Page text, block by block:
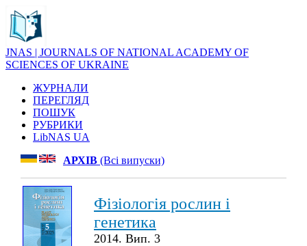
JNAS | JOURNALS OF NATIONAL ACADEMY OF
SCIENCES OF UKRAINE
ЖУРНАЛИ
ПЕРЕГЛЯД
ПОШУК
РУБРИКИ
LibNAS UA
АРХІВ (Всі випуски)
Фізіологія рослин і
генетика
2014. Вип. 3